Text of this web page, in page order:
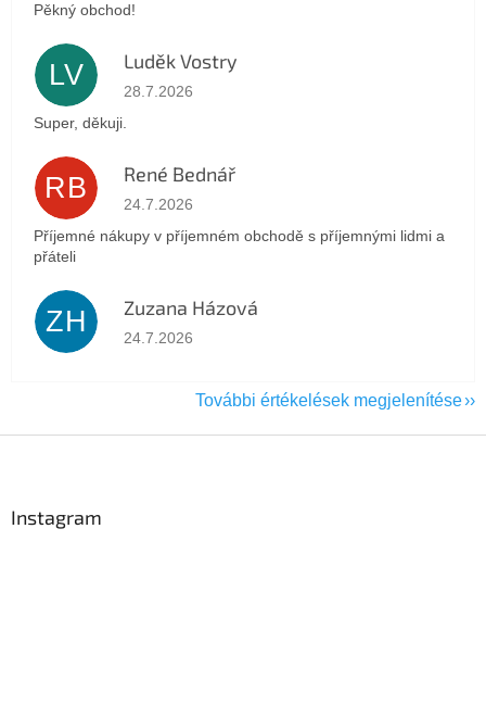
Pěkný obchod!
LV Luděk Vostry
Az áruház értékelése 5-ből 5 csillag.
28.7.2026
Super, děkuji.
RB René Bednář
Az áruház értékelése 5-ből 5 csillag.
24.7.2026
Příjemné nákupy v příjemném obchodě s příjemnými lidmi a
přáteli
ZH Zuzana Házová
Az áruház értékelése 5-ből 5 csillag.
24.7.2026
További értékelések megjelenítése
Instagram